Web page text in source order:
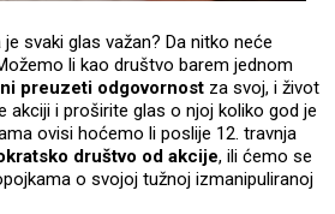
svaki glas važan? Da nitko neće
li kao društvo barem jednom
preuzeti odgovornost za svoj, i život
akciji i proširite glas o njoj koliko god je
ovisi hoćemo li poslije 12. travnja
društvo od akcije, ili ćemo se
o svojoj tužnoj izmanipuliranoj